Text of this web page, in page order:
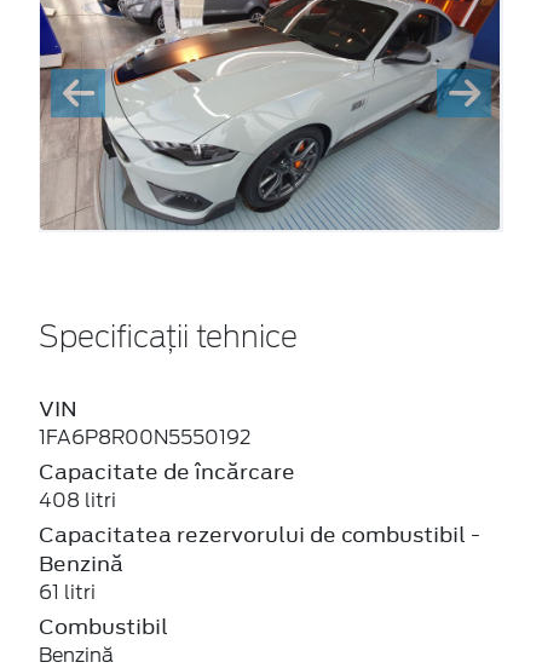
Specificații tehnice
VIN
1FA6P8R00N5550192
Capacitate de încărcare
408 litri
Capacitatea rezervorului de combustibil -
Benzină
61 litri
Combustibil
Benzină